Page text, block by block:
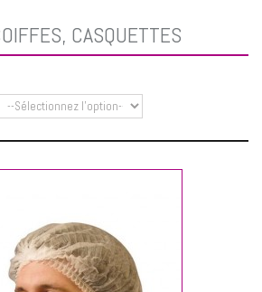
CASQUETTES